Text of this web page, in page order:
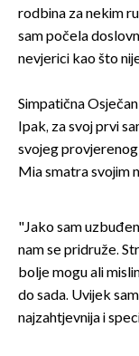
rodbina za nekim
sam počela
nevjerici kao što
Simpatična
Ipak, za svoj prvi
svojeg
Mia smatra svojim
"Jako sam
nam se pridruže.
bolje mogu ali
do sada. Uvijek
najzahtjevnija i